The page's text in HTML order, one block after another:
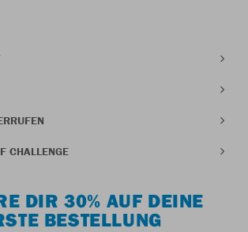
CHALLENGE
DIR 30% AUF DEINE
BESTELLUNG